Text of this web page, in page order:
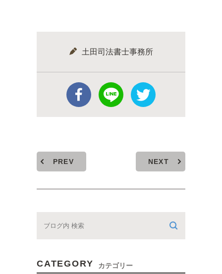
土田司法書士事務所
PREV NEXT
CATEGORY カテゴリー